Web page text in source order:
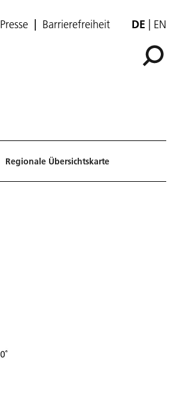
Presse Barrierefreiheit DE EN
Regionale Übersichtskarte